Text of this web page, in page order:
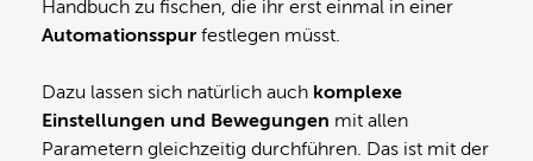
Handbuch zu fischen, die ihr erst einmal in einer
Automationsspur festlegen müsst.
Dazu lassen sich natürlich auch komplexe
Einstellungen und Bewegungen mit allen
Parametern gleichzeitig durchführen. Das ist mit der